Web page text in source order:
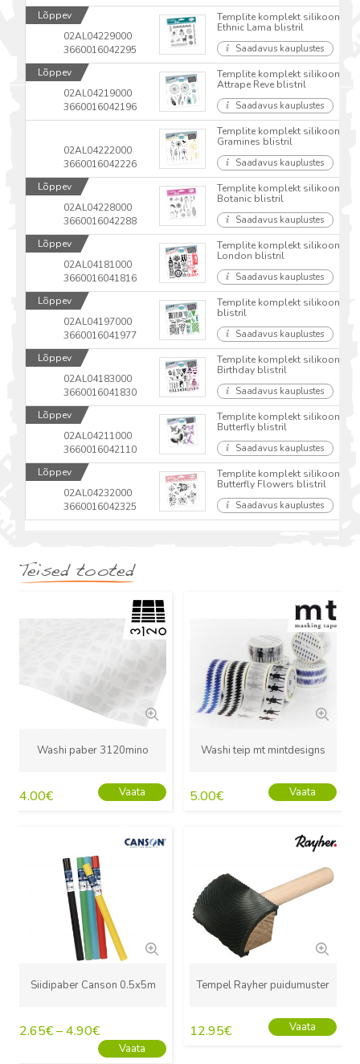
Lõppev
02AL04229000
3660016042295
Templite komplekt silikoonist
Ethnic Lama blistril
Saadavus kauplustes
Lõppev
02AL04219000
3660016042196
Templite komplekt silikoonist
Attrape Reve blistril
Saadavus kauplustes
02AL04222000
3660016042226
Templite komplekt silikoonist
Gramines blistril
Saadavus kauplustes
Lõppev
02AL04228000
3660016042288
Templite komplekt silikoonist
Botanic blistril
Saadavus kauplustes
Lõppev
02AL04181000
3660016041816
Templite komplekt silikoonist
London blistril
Saadavus kauplustes
Lõppev
02AL04197000
3660016041977
Templite komplekt silikoonist
blistril
Saadavus kauplustes
Lõppev
02AL04183000
3660016041830
Templite komplekt silikoonist
Birthday blistril
Saadavus kauplustes
Lõppev
02AL04211000
3660016042110
Templite komplekt silikoonist
Butterfly blistril
Saadavus kauplustes
Lõppev
02AL04232000
3660016042325
Templite komplekt silikoonist
Butterfly Flowers blistril
Saadavus kauplustes
Teised tooted
Washi paber 3120mino
4.00€ Vaata
Washi teip mt mintdesigns
5.00€ Vaata
Siidipaber Canson 0.5x5m
2.65€–4.90€
Vaata
Tempel Rayher puidumuster
12.95€ Vaata